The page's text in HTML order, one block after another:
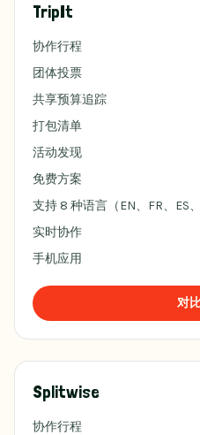
TripIt
协作行程
团体投票
共享预算追踪
打包清单
活动发现
免费方案
支持 8 种语言（EN、FR、ES
实时协作
手机应用
对
Splitwise
协作行程